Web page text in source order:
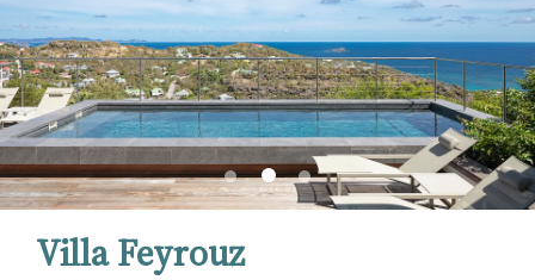
Villa Feyrouz